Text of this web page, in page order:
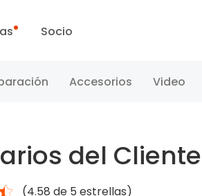
Socio
Accesorios Video
del Cliente
(4.58 de 5 estrellas)